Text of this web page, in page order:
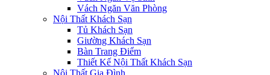
Vách Ngăn Văn Phòng
Nội Thất Khách Sạn
Tủ Khách Sạn
Giường Khách Sạn
Bàn Trang Điểm
Thiết Kế Nội Thất Khách Sạn